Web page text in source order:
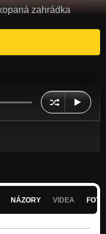
zahrádka
NÁZORY VIDEA